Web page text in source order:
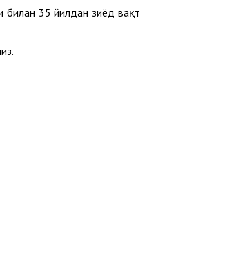
билан 35 йилдан зиёд вақт